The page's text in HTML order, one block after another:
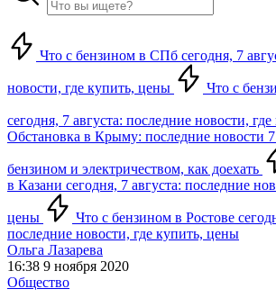
Что с бензином в СПб сегодня, 7
новости, где купить, цены Что с
сегодня, 7 августа: последние новости,
Обстановка в Крыму: последние новости 7
бензином и электричеством, как доехать
в Казани сегодня, 7 августа: последние
цены
Что с бензином в Ростове
последние новости, где купить, цены
Ольга Лазарева
16:38 9 ноября 2020
Общество